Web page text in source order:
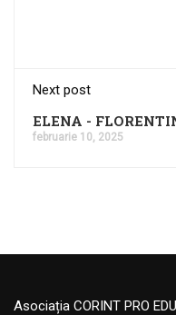
Next post
ELENA -
februarie 10, 2025
Asociația CORINT PRO